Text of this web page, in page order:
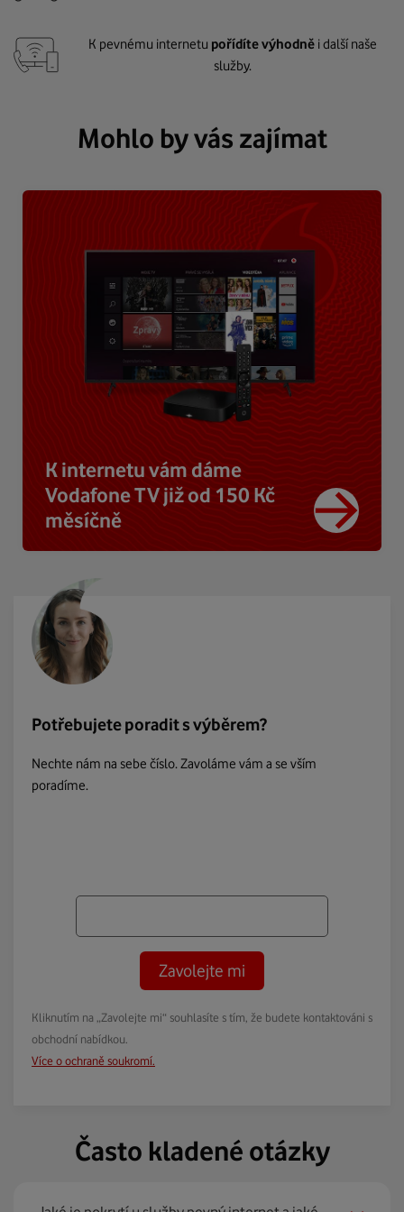
K pevnému internetu pořídíte výhodně i další naše
služby.
Mohlo by vás zajímat
K internetu vám dáme
Vodafone TV již od 150 Kč
měsíčně
Potřebujete poradit s výběrem?
Nechte nám na sebe číslo. Zavoláme vám a se vším
poradíme.
Zavolejte mi
Kliknutím na „Zavolejte mi“ souhlasíte s tím, že budete kontaktováni s
obchodní nabídkou.
Více o ochraně soukromí.
Často kladené otázky